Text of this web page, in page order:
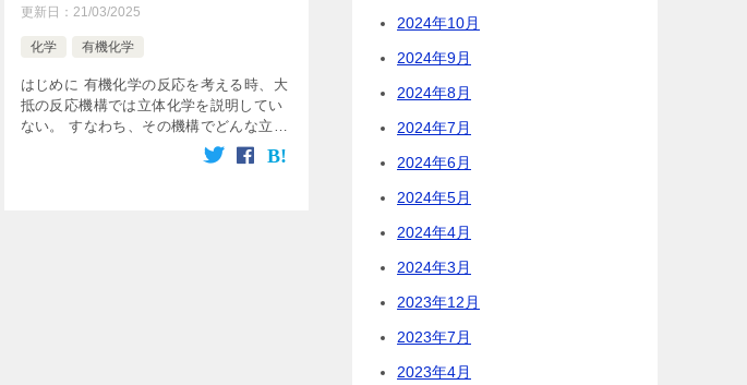
更新日： 21/03/2025
化学 有機化学
はじめに 有機化学の反応を考える時、大
抵の反応機構では立体化学を説明してい
ない。 すなわち、その機構でどんな立体
異性体が生成するかがわからないままな
のだ。 今回はアルケンのハロゲン化反応
2024年10月
2024年9月
2024年8月
2024年7月
2024年6月
2024年5月
2024年4月
2024年3月
2023年12月
2023年7月
2023年4月